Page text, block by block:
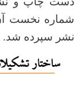
نشر سپرده شد.